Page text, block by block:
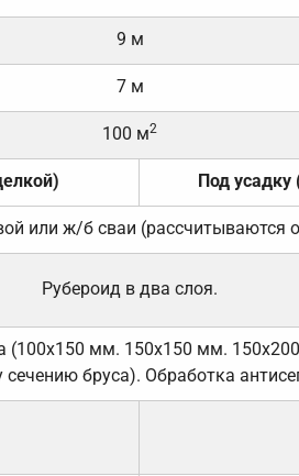
9 м
7 м
100 м2
Под усадку
или ж/б сваи (рассчитываются
Рубероид в два слоя.
(100х150 мм. 150х150 мм.
бруса). Обработка